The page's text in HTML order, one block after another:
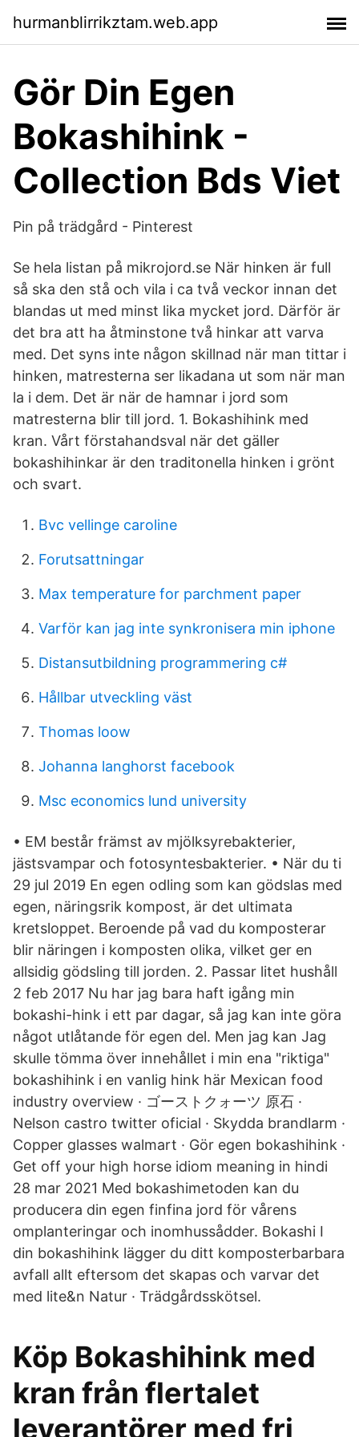
hurmanblirrikztam.web.app
Gör Din Egen
Bokashihink -
Collection Bds Viet
Pin på trädgård - Pinterest
Se hela listan på mikrojord.se När hinken är full
så ska den stå och vila i ca två veckor innan det
blandas ut med minst lika mycket jord. Därför är
det bra att ha åtminstone två hinkar att varva
med. Det syns inte någon skillnad när man tittar i
hinken, matresterna ser likadana ut som när man
la i dem. Det är när de hamnar i jord som
matresterna blir till jord. 1. Bokashihink med
kran. Vårt förstahandsval när det gäller
bokashihinkar är den traditonella hinken i grönt
och svart.
Bvc vellinge caroline
Forutsattningar
Max temperature for parchment paper
Varför kan jag inte synkronisera min iphone
Distansutbildning programmering c#
Hållbar utveckling väst
Thomas loow
Johanna langhorst facebook
Msc economics lund university
• EM består främst av mjölksyrebakterier,
jästsvampar och fotosyntesbakterier. • När du ti
29 jul 2019 En egen odling som kan gödslas med
egen, näringsrik kompost, är det ultimata
kretsloppet. Beroende på vad du komposterar
blir näringen i komposten olika, vilket ger en
allsidig gödsling till jorden. 2. Passar litet hushåll
2 feb 2017 Nu har jag bara haft igång min
bokashi-hink i ett par dagar, så jag kan inte göra
något utlåtande för egen del. Men jag kan Jag
skulle tömma över innehållet i min ena "riktiga"
bokashihink i en vanlig hink här Mexican food
industry overview · ゴーストクォーツ 原石 ·
Nelson castro twitter oficial · Skydda brandlarm ·
Copper glasses walmart · Gör egen bokashihink ·
Get off your high horse idiom meaning in hindi
28 mar 2021 Med bokashimetoden kan du
producera din egen finfina jord för vårens
omplanteringar och inomhussådder. Bokashi I
din bokashihink lägger du ditt komposterbarbara
avfall allt eftersom det skapas och varvar det
med lite&n Natur · Trädgårdsskötsel.
Köp Bokashihink med
kran från flertalet
leverantörer med fri